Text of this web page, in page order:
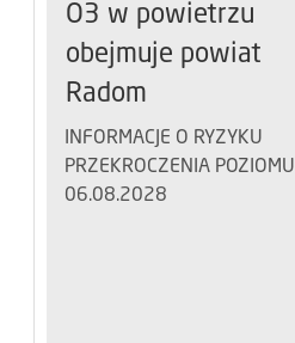
O3 w powietrzu
obejmuje powiat
Radom
INFORMACJE O RYZYKU
PRZEKROCZENIA POZIOMU
06.08.2028